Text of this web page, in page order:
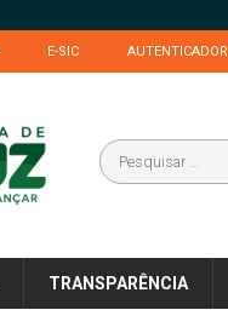
E-SIC AUTENTICADOR
TRANSPARÊNCIA